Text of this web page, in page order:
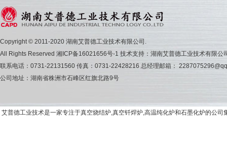
Copyright © 2011-2020 湖南艾普德工业技术有限公司.
All Rights Reserved 湘ICP备16021656号-1 技术支持：湖南艾普德工业技术有限公
联系电话：0731-22131560 传真：0731-22428216 总经理邮箱：
公司地址：湖南省株洲市石峰区红旗北路9号
艾普德工业技术是一家专注于真空烧结炉,真空钎焊炉,高温纯化炉和石墨化炉的公